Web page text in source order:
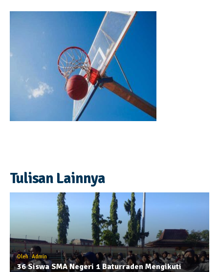
Tulisan Lainnya
Oleh : Admin
36 Siswa SMA Negeri 1 Baturraden Mengikuti